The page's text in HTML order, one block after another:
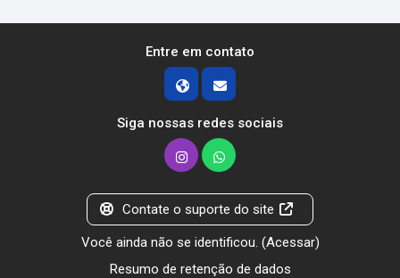
Entre em contato
Siga nossas redes sociais
Contate o suporte do site
Você ainda não se identificou. (Acessar)
Resumo de retenção de dados